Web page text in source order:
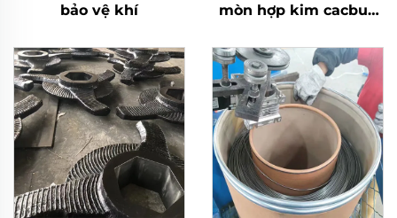
bảo vệ khí
mòn hợp kim cacbua